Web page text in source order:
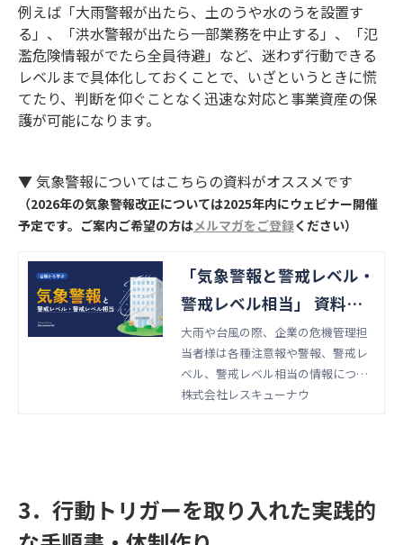
例えば「大雨警報が出たら、土のうや水のうを設置す
る」、「洪水警報が出たら一部業務を中止する」、「氾
濫危険情報がでたら全員待避」など、迷わず行動できる
レベルまで具体化しておくことで、いざというときに慌
てたり、判断を仰ぐことなく迅速な対応と事業資産の保
護が可能になります。
▼ 気象警報についてはこちらの資料がオススメです
（2026年の気象警報改正については2025年内にウェビナー開催
予定です。ご案内ご希望の方はメルマガをご登録ください）
「気象警報と警戒レベル・
警戒レベル相当」 資料ダ
ウンロード
大雨や台風の際、企業の危機管理担
当者様は各種注意報や警報、警戒レ
ベル、警戒レベル相当の情報につい
て確認することもあるかと思いま
少し理解しづらい「気象警報」や
「警戒レベル相当」の情報につい
て、台風に関する情報を交えながら
株式会社レスキューナウ
3．行動トリガーを取り入れた実践的